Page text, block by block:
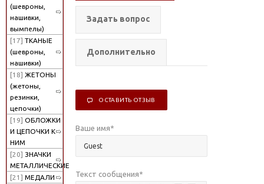
(шевроны,
нашивки,
вымпелы)
[17] ТКАНЫЕ
(шевроны,
нашивки)
[18] ЖЕТОНЫ
(жетоны,
резинки,
цепочки)
[19] ОБЛОЖКИ
И ЦЕПОЧКИ К
НИМ
[20] ЗНАЧКИ
МЕТАЛЛИЧЕСКИЕ
[21] МЕДАЛИ
Задать вопрос
Дополнительно
ОСТАВИТЬ ОТЗЫВ
Ваше имя*
Текст сообщения*